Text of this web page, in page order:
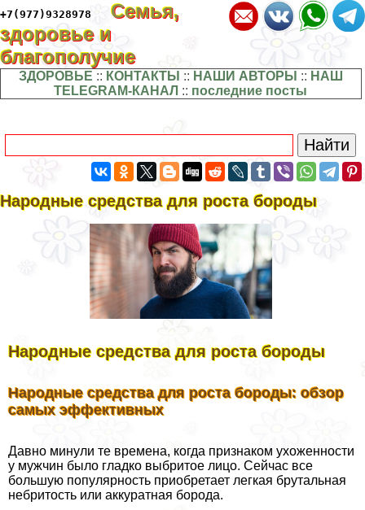
+7(977)9328978
Семья,
здоровье и
благополучие
ЗДОРОВЬЕ :: КОНТАКТЫ :: НАШИ АВТОРЫ :: НАШ
TELEGRAM-КАНАЛ :: последние посты
Народные средства для роста бороды
Народные средства для роста бороды
Народные средства для роста бороды: обзор
самых эффективных
Давно минули те времена, когда признаком ухоженности
у мужчин было гладко выбритое лицо. Сейчас все
большую популярность приобретает легкая брутальная
небритость или аккуратная борода.